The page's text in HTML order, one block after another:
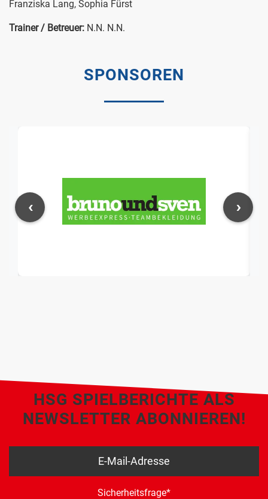
Franziska Lang, Sophia Fürst
Trainer / Betreuer: N.N. N.N.
SPONSOREN
‹ ›
HSG SPIELBERICHTE ALS
NEWSLETTER ABONNIEREN!
Sicherheitsfrage*